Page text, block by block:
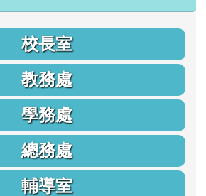
校長室
教務處
學務處
總務處
輔導室